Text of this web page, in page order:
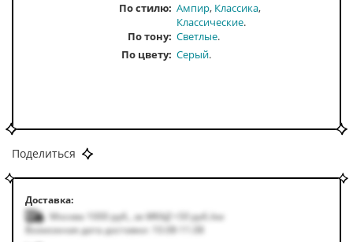
По стилю Ампир Классика
Классические
По тону Светлые
По цвету Серый
Поделиться
Доставка:
Москва 1000руб. за МКАД +50руб./км
Возможная дата доставки: 10.08-11.08